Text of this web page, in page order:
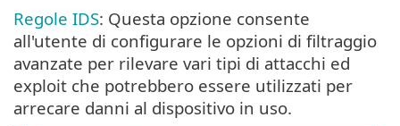
Regole IDS: Questa opzione consente
all'utente di configurare le opzioni di filtraggio
avanzate per rilevare vari tipi di attacchi ed
exploit che potrebbero essere utilizzati per
arrecare danni al dispositivo in uso.